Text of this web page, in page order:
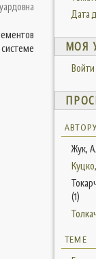
Дата
МОЯ
Войти
АВТОРУ
Жук,
(1)
ТЕМЕ